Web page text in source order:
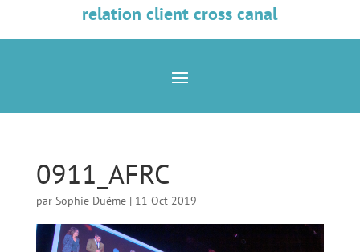
relation client cross canal
0911_AFRC
par Sophie Duême| 11 Oct 2019